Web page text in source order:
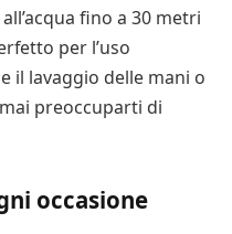
fino a 30 metri
per l’uso
il lavaggio delle mani o
preoccuparti di
occasione